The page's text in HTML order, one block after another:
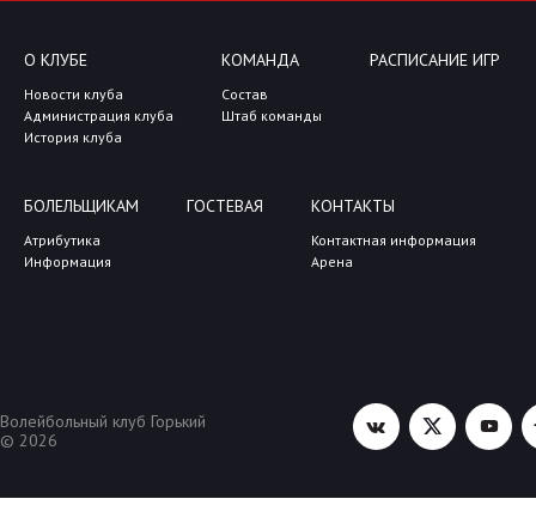
О КЛУБЕ
Новости клуба
Администрация клуба
История клуба
КОМАНДА
Состав
Штаб команды
РАСПИСАНИЕ ИГР
БОЛЕЛЬЩИКАМ
Атрибутика
Информация
ГОСТЕВАЯ КОНТАКТЫ
Контактная информация
Арена
Волейбольный клуб Горький
© 2026